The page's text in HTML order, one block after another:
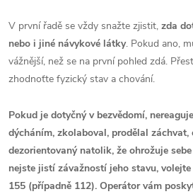
V první řadě se vždy snažte zjistit, zda
nebo i jiné návykové látky. Pokud ano,
vážnější, než se na první pohled zdá.
zhodnoťte fyzický stav a chování.
Pokud je dotyčný v bezvědomí,
dýcháním, zkolaboval, prodělal záchvat,
dezorientovaný natolik, že ohrožuje
nejste jistí závažností jeho stavu,
155 (případně 112). Operátor vám